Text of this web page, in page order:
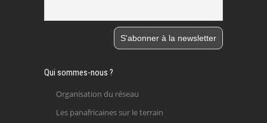
Qui sommes-nous ?
Organisation du réseau
Les panafricaines sur le terrain